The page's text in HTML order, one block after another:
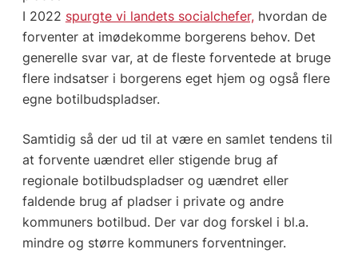
I 2022 spurgte vi landets socialchefer,hvordan de
forventer at imødekomme borgerens behov. Det
generelle svar var, at de fleste forventede at bruge
flere indsatser i borgerens eget hjem og også flere
egne botilbudspladser.
Samtidig så der ud til at være en samlet tendens til
at forvente uændret eller stigende brug af
regionale botilbudspladser og uændret eller
faldende brug af pladser i private og andre
kommuners botilbud. Der var dog forskel i bl.a.
mindre og større kommuners forventninger.